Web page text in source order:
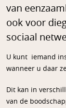
van
ook voor
sociaal
U kunt iemand
wanneer u daar
Dit kan in
van de